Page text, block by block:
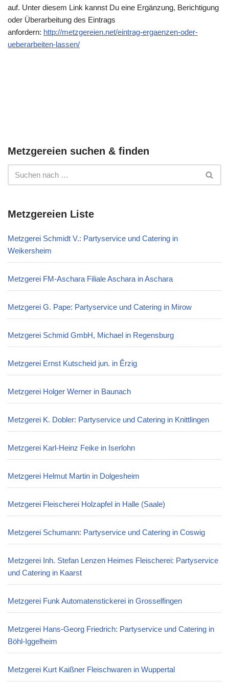
auf. Unter diesem Link kannst Du eine Ergänzung, Berichtigung
oder Überarbeitung des Eintrags
anfordern: http://metzgereien.net/eintrag-ergaenzen-oder-
ueberarbeiten-lassen/
Metzgereien suchen & finden
Metzgereien Liste
Metzgerei Schmidt V.: Partyservice und Catering in
Weikersheim
Metzgerei FM-Aschara Filiale Aschara in Aschara
Metzgerei G. Pape: Partyservice und Catering in Mirow
Metzgerei Schmid GmbH, Michael in Regensburg
Metzgerei Ernst Kutscheid jun. in Êrzig
Metzgerei Holger Werner in Baunach
Metzgerei K. Dobler: Partyservice und Catering in Knittlingen
Metzgerei Karl-Heinz Feike in Iserlohn
Metzgerei Helmut Martin in Dolgesheim
Metzgerei Fleischerei Holzapfel in Halle (Saale)
Metzgerei Schumann: Partyservice und Catering in Coswig
Metzgerei Inh. Stefan Lenzen Heimes Fleischerei: Partyservice
und Catering in Kaarst
Metzgerei Funk Automatenstickerei in Grosselfingen
Metzgerei Hans-Georg Friedrich: Partyservice und Catering in
Böhl-Iggelheim
Metzgerei Kurt Kaißner Fleischwaren in Wuppertal